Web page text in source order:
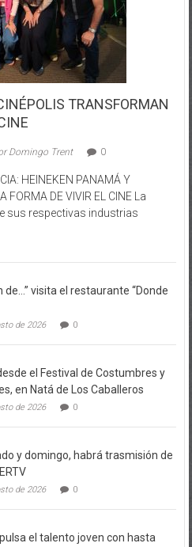
TRANSFORMAN
Domingo Trent 0
HEINEKEN PANAMÁ Y
FORMA DE VIVIR EL CINE La
sus respectivas industrias
de…” visita el restaurante “Donde
de 2026 0
el Festival de Costumbres y
en Natá de Los Caballeros
de 2026 0
y domingo, habrá trasmisión de
de 2026 0
el talento joven con hasta